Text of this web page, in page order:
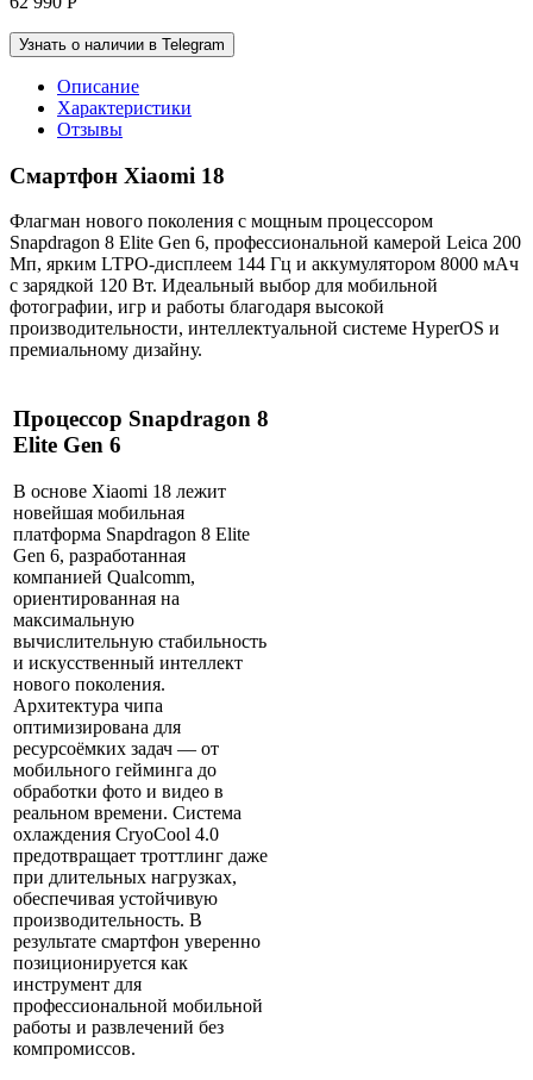
Узнать о наличии в Telegram
Описание
Характеристики
Отзывы
Смартфон Xiaomi 18
Флагман нового поколения с мощным процессором
Snapdragon 8 Elite Gen 6, профессиональной камерой Leica 200
Мп, ярким LTPO-дисплеем 144 Гц и аккумулятором 8000 мАч
с зарядкой 120 Вт. Идеальный выбор для мобильной
фотографии, игр и работы благодаря высокой
производительности, интеллектуальной системе HyperOS и
премиальному дизайну.
Процессор Snapdragon 8
Elite Gen 6
В основе Xiaomi 18 лежит
новейшая мобильная
платформа Snapdragon 8 Elite
Gen 6, разработанная
компанией Qualcomm,
ориентированная на
максимальную
вычислительную стабильность
и искусственный интеллект
нового поколения.
Архитектура чипа
оптимизирована для
ресурсоёмких задач — от
мобильного гейминга до
обработки фото и видео в
реальном времени. Система
охлаждения CryoCool 4.0
предотвращает троттлинг даже
при длительных нагрузках,
обеспечивая устойчивую
производительность. В
результате смартфон уверенно
позиционируется как
инструмент для
профессиональной мобильной
работы и развлечений без
компромиссов.